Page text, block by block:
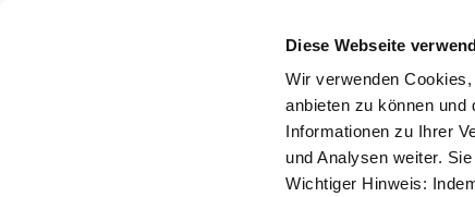
Diese Webseite
Wir verwenden
anbieten zu können und
Informationen zu Ihrer
und Analysen weiter.
Wichtiger Hinweis: